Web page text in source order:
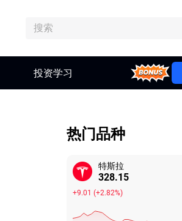
投资学习 Bonus
热门品种
特斯拉
328.15
+9.01 (+2.82%)